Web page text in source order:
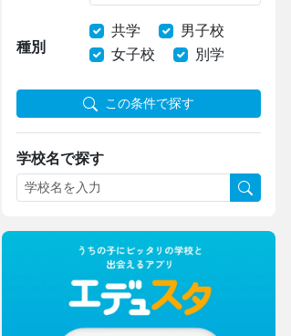
種別
共学
男子校
女子校
別学
この条件で探す
学校名で探す